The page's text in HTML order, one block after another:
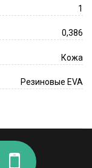
1
0,386
Кожа
Резиновые EVA